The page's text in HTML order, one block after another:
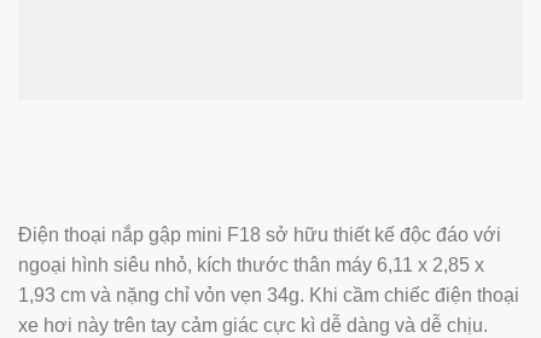
Điện thoại nắp gập mini F18 sở hữu thiết kế độc đáo với
ngoại hình siêu nhỏ, kích thước thân máy 6,11 x 2,85 x
1,93 cm và nặng chỉ vỏn vẹn 34g. Khi cầm chiếc điện thoại
xe hơi này trên tay cảm giác cực kì dễ dàng và dễ chịu.